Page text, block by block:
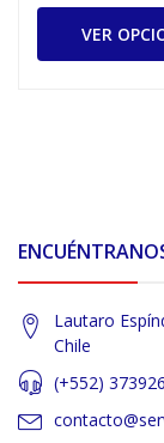
VER
Lautaro
Chile
(+552) 373926